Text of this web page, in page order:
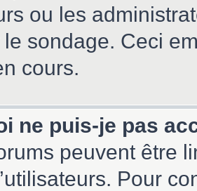
ou les
sondage. Ceci
cours.
ne puis-je pas
peuvent être
Pour